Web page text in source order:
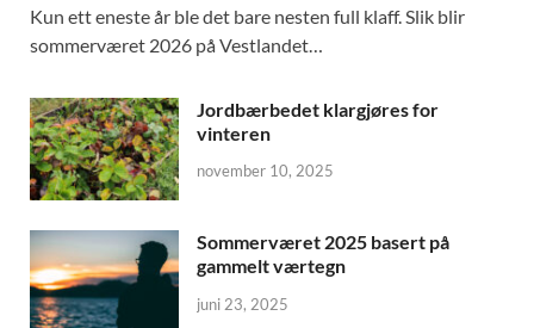
Kun ett eneste år ble det bare nesten full klaff. Slik blir
sommerværet 2026 på Vestlandet…
Jordbærbedet klargjøres for
vinteren
november 10, 2025
Sommerværet 2025 basert på
gammelt værtegn
juni 23, 2025